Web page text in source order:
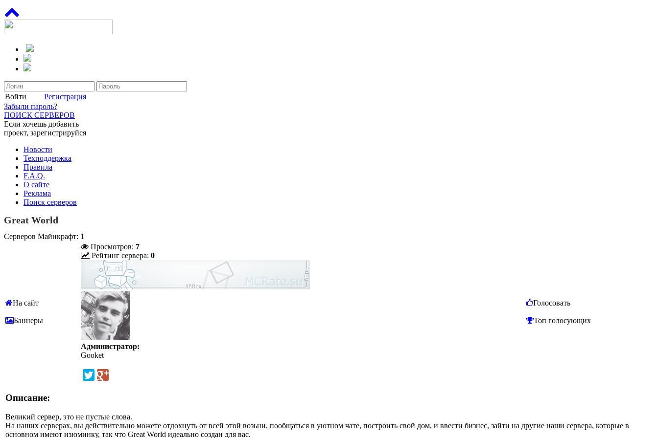
Войти
Регистрация
Забыли пароль?
ПОИСК СЕРВЕРОВ
Если хочешь добавить
проект, зарегистрируйся
Новости
Техподдержка
Правила
F.A.Q.
О сайте
Реклама
Поиск серверов
Great World
Серверов Майнкрафт: 1
На сайт
Баннеры
Просмотров: 7
Рейтинг сервера: 0
Администратор:
Gooket
Голосовать
Топ голосующих
Описание:
Великий сервер, это не пустые слова.
На наших серверах, вы действительно можете отдохнуть от всей этой возьни, пообщаться в уютном чате, построить свой дом, и ввести бизнес, зайти на другие наши сервера, которые в
основном имеют изюминку, так что Great World идеально создан для вас.